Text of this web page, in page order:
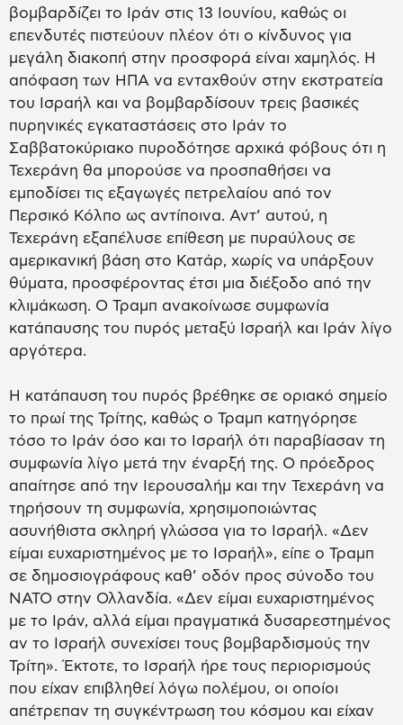
βομβαρδίζει το Ιράν στις 13 Ιουνίου, καθώς οι
επενδυτές πιστεύουν πλέον ότι ο κίνδυνος για
μεγάλη διακοπή στην προσφορά είναι χαμηλός. Η
απόφαση των ΗΠΑ να ενταχθούν στην εκστρατεία
του Ισραήλ και να βομβαρδίσουν τρεις βασικές
πυρηνικές εγκαταστάσεις στο Ιράν το
Σαββατοκύριακο πυροδότησε αρχικά φόβους ότι η
Τεχεράνη θα μπορούσε να προσπαθήσει να
εμποδίσει τις εξαγωγές πετρελαίου από τον
Περσικό Κόλπο ως αντίποινα. Αντ’ αυτού, η
Τεχεράνη εξαπέλυσε επίθεση με πυραύλους σε
αμερικανική βάση στο Κατάρ, χωρίς να υπάρξουν
θύματα, προσφέροντας έτσι μια διέξοδο από την
κλιμάκωση. Ο Τραμπ ανακοίνωσε συμφωνία
κατάπαυσης του πυρός μεταξύ Ισραήλ και Ιράν λίγο
αργότερα.
Η κατάπαυση του πυρός βρέθηκε σε οριακό σημείο
το πρωί της Τρίτης, καθώς ο Τραμπ κατηγόρησε
τόσο το Ιράν όσο και το Ισραήλ ότι παραβίασαν τη
συμφωνία λίγο μετά την έναρξή της. Ο πρόεδρος
απαίτησε από την Ιερουσαλήμ και την Τεχεράνη να
τηρήσουν τη συμφωνία, χρησιμοποιώντας
ασυνήθιστα σκληρή γλώσσα για το Ισραήλ. «Δεν
είμαι ευχαριστημένος με το Ισραήλ», είπε ο Τραμπ
σε δημοσιογράφους καθ’ οδόν προς σύνοδο του
ΝΑΤΟ στην Ολλανδία. «Δεν είμαι ευχαριστημένος
με το Ιράν, αλλά είμαι πραγματικά δυσαρεστημένος
αν το Ισραήλ συνεχίσει τους βομβαρδισμούς την
Τρίτη». Έκτοτε, το Ισραήλ ήρε τους περιορισμούς
που είχαν επιβληθεί λόγω πολέμου, οι οποίοι
απέτρεπαν τη συγκέντρωση του κόσμου και είχαν